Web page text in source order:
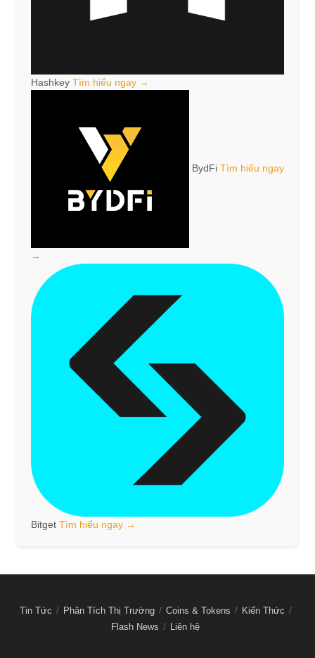
Hashkey Tìm hiểu ngay →
BydFi Tìm hiểu ngay
→
Bitget Tìm hiểu ngay →
Tin Tức Phân Tích Thị Trường Coins & Tokens
Kiến Thức
Flash News
Liên hệ